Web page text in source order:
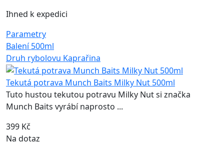
Ihned k expedici
Parametry
Balení 500ml
Druh rybolovu Kaprařina
Tekutá potrava Munch Baits Milky Nut 500ml
Tuto hustou tekutou potravu Milky Nut si značka
Munch Baits vyrábí naprosto ...
399 Kč
Na dotaz